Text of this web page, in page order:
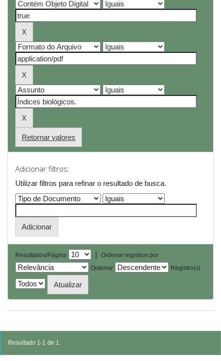
Retornar valores
Adicionar filtros:
Utilizar filtros para refinar o resultado de busca.
Resultados/Página |
Ordenar registros por
Ordenar
Registro(s)
Resultado 1-1 de 1.